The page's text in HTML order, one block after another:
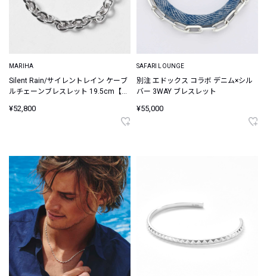
MARIHA
Silent Rain/サイレントレイン ケーブ
ルチェーンブレスレット 19.5cm【シ
¥52,800
SAFARI LOUNGE
別注 エドックス コラボ デニム×シル
バー 3WAY ブレスレット
¥55,000